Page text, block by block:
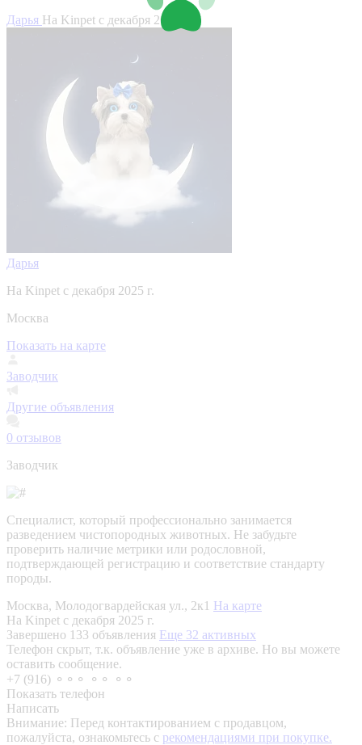
Дарья На Kinpet c декабря 2025 г.
Дарья
На Kinpet c декабря 2025 г.
Москва
Показать на карте
Заводчик
Другие объявления
0 отзывов
Заводчик
Специалист, который профессионально занимается
разведением чистопородных животных. Не забудьте
проверить наличие метрики или родословной,
подтверждающей регистрацию и соответствие стандарту
породы.
Москва, Молодогвардейская ул., 2к1 На карте
На Kinpet c декабря 2025 г.
Завершено 133 объявления Еще 32 активных
Телефон скрыт, т.к. объявление уже в архиве. Но вы можете
оставить сообщение.
+7 (916) ⚬⚬⚬ ⚬⚬ ⚬⚬
Показать телефон
Написать
Внимание: Перед контактированием с продавцом,
пожалуйста, ознакомьтесь с рекомендациями при покупке.